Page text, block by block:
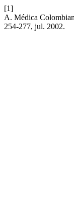
[1]
A. Médica
254-277, jul. 2002.